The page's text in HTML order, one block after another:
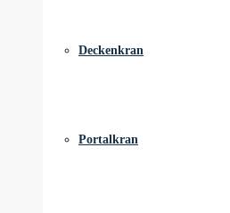
Deckenkran
Portalkran